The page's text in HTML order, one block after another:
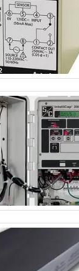
e
e válvula
e
a empresa
do
garantindo
no
despontado
qualidade, o
de ponta a